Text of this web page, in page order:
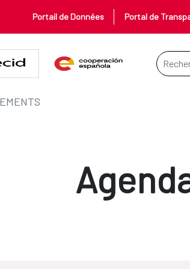
Portail de Données Portal de
Barre